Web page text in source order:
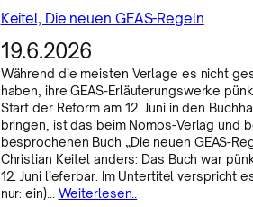
Keitel, Die neuen GEAS-Regeln
19.6.2026
Während die meisten Verlage es nicht
haben, ihre GEAS-Erläuterungswerke
Start der Reform am 12. Juni in den
bringen, ist das beim Nomos-Verlag und
besprochenen Buch „Die neuen GEAS-
Christian Keitel anders: Das Buch war
12. Juni lieferbar. Im Untertitel verspricht
nur: ein)… Weiterlesen..